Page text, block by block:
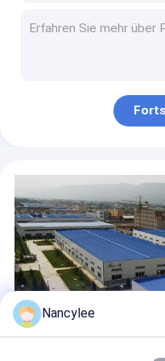
Pharmazeutisches
Nad-Coenzym-Nikotinamid-
99% weiße Cabergoline Pulver-
Nootropika Pulver 99%
Nootropische
Nancylee